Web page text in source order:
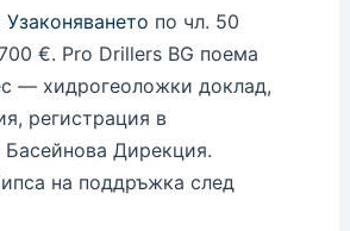
Узаконяването по чл. 50
€. Pro Drillers BG поема
— хидрогеоложки доклад,
регистрация в
Басейнова Дирекция.
на поддръжка след